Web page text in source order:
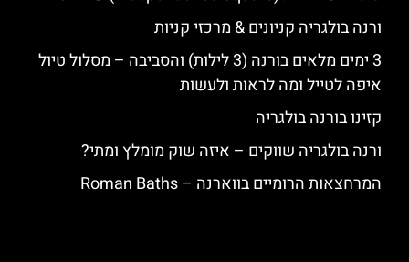
ורנה בולגריה קניונים & מרכזי קניות
3 ימים מלאים בורנה (3 לילות) והסביבה – מסלול טיול
איפה לטייל ומה לראות ולעשות
קזינו בורנה בולגריה
ורנה בולגריה שווקים – איזה שוק מומלץ ומתי?
המרחצאות הרומיים בווארנה – Roman Baths